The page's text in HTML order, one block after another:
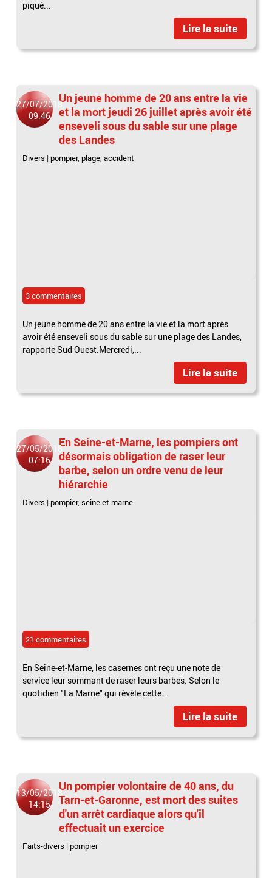
piqué...
Lire la suite
27/07/2018
09:46
Un jeune homme de 20 ans entre la vie
et la mort jeudi 26 juillet après avoir été
enseveli sous du sable sur une plage
des Landes
Divers | pompier, plage,accident
3 commentaires
Un jeune homme de 20 ans entre la vie et la mort après
avoir été enseveli sous du sable sur une plage des Landes,
rapporte Sud Ouest.Mercredi,...
Lire la suite
27/05/2018
07:16
En Seine-et-Marne, les pompiers ont
désormais obligation de raser leur
barbe, selon un ordre venu de leur
hiérarchie
Divers | pompier,seine et marne
21 commentaires
En Seine-et-Marne, les casernes ont reçu une note de
service leur sommant de raser leurs barbes. Selon le
quotidien "La Marne" qui révèle cette...
Lire la suite
13/05/2018
14:15
Un pompier volontaire de 40 ans, du
Tarn-et-Garonne, est mort des suites
d'un arrêt cardiaque alors qu'il
effectuait un exercice
Faits-divers | pompier